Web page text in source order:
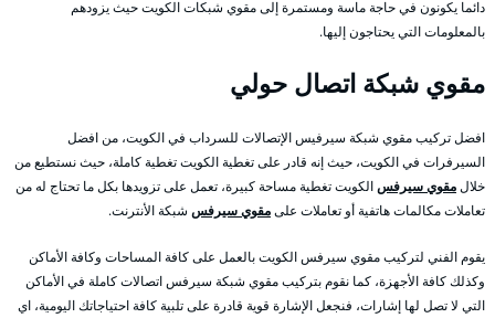
دائما يكونون في حاجة ماسة ومستمرة إلى مقوي شبكات الكويت حيث يزودهم
بالمعلومات التي يحتاجون إليها.
مقوي شبكة اتصال حولي
افضل تركيب مقوي شبكة سيرفيس الإتصالات للسرداب في الكويت، من افضل
السيرفرات في الكويت، حيث إنه قادر على تغطية الكويت تغطية كاملة، حيث نستطيع من
خلالمقوي سيرفسالكويت تغطية مساحة كبيرة، تعمل على تزويدها بكل ما تحتاج له من
تعاملات مكالمات هاتفية أو تعاملات علىمقوي سيرفس شبكة الأنترنت.
يقوم الفني لتركيب مقوي سيرفس الكويت بالعمل على كافة المساحات وكافة الأماكن
وكذلك كافة الأجهزة، كما نقوم بتركيب مقوي شبكة سيرفس اتصالات كاملة في الأماكن
التي لا تصل لها إشارات، فنجعل الإشارة قوية قادرة على تلبية كافة احتياجاتك اليومية، اي